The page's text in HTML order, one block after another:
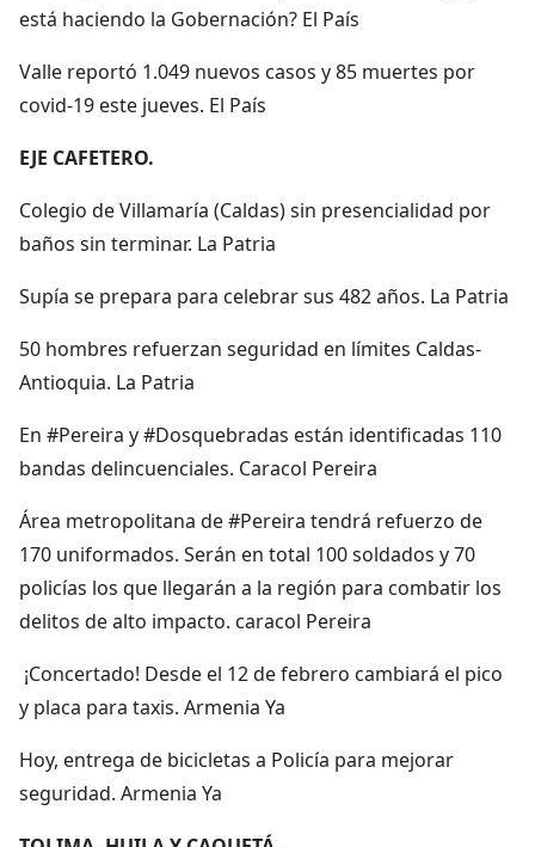
está haciendo la Gobernación? El País
Valle reportó 1.049 nuevos casos y 85 muertes por
covid-19 este jueves. El País
EJE CAFETERO.
Colegio de Villamaría (Caldas) sin presencialidad por
baños sin terminar. La Patria
Supía se prepara para celebrar sus 482 años. La Patria
50 hombres refuerzan seguridad en límites Caldas-
Antioquia. La Patria
En #Pereira y #Dosquebradas están identificadas 110
bandas delincuenciales. Caracol Pereira
Área metropolitana de #Pereira tendrá refuerzo de
170 uniformados. Serán en total 100 soldados y 70
policías los que llegarán a la región para combatir los
delitos de alto impacto. caracol Pereira
¡Concertado! Desde el 12 de febrero cambiará el pico
y placa para taxis. Armenia Ya
Hoy, entrega de bicicletas a Policía para mejorar
seguridad. Armenia Ya